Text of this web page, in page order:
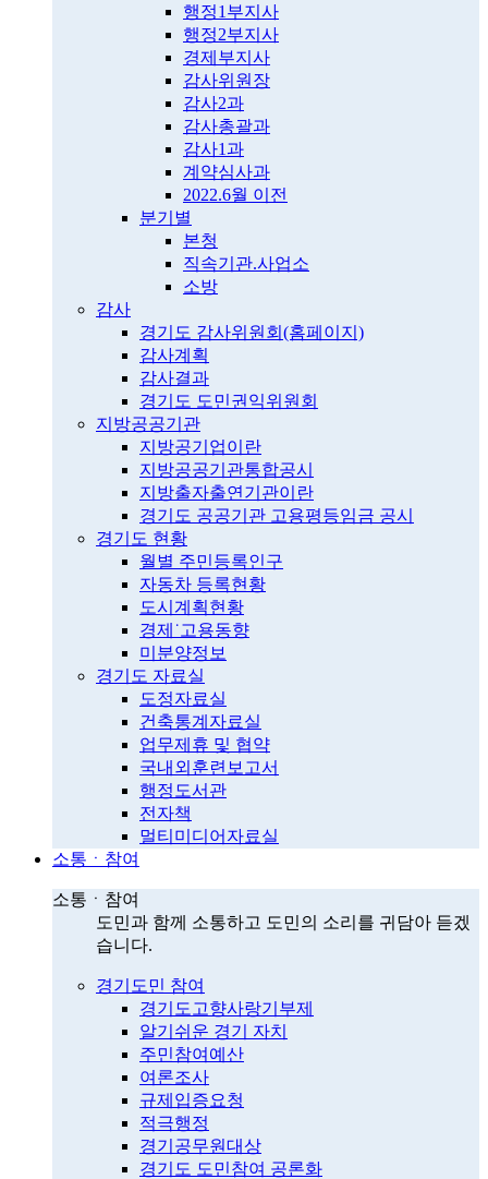
행정1부지사
행정2부지사
경제부지사
감사위원장
감사2과
감사총괄과
감사1과
계약심사과
2022.6월 이전
분기별
본청
직속기관.사업소
소방
감사
경기도 감사위원회(홈페이지)
감사계획
감사결과
경기도 도민권익위원회
지방공공기관
지방공기업이란
지방공공기관통합공시
지방출자출연기관이란
경기도 공공기관 고용평등임금 공시
경기도 현황
월별 주민등록인구
자동차 등록현황
도시계획현황
경제˙고용동향
미분양정보
경기도 자료실
도정자료실
건축통계자료실
업무제휴 및 협약
국내외훈련보고서
행정도서관
전자책
멀티미디어자료실
소통ㆍ참여
소통ㆍ참여
도민과 함께 소통하고 도민의 소리를 귀담아 듣겠
습니다.
경기도민 참여
경기도고향사랑기부제
알기쉬운 경기 자치
주민참여예산
여론조사
규제입증요청
적극행정
경기공무원대상
경기도 도민참여 공론화